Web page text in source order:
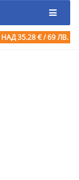
НАД 35.28 € / 69 ЛВ.